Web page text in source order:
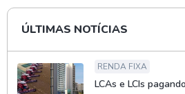
ÚLTIMAS NOTÍCIAS
RENDA FIXA
LCAs e LCIs